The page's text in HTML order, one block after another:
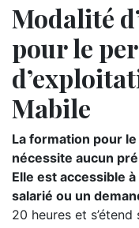
Modalité
pour le
Mabile
La formation pour
nécessite aucun
Elle est accessible
salarié ou un
20 heures et